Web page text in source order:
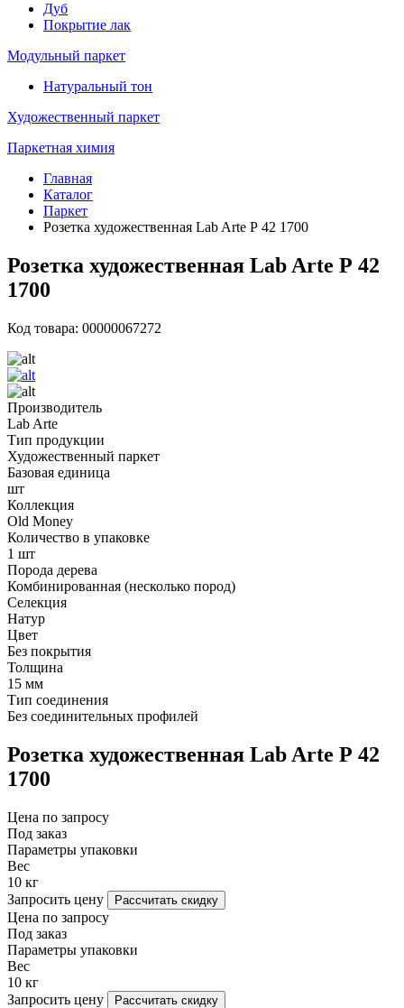
Дуб
Покрытие лак
Модульный паркет
Натуральный тон
Художественный паркет
Паркетная химия
Главная
Каталог
Паркет
Розетка художественная Lab Arte Р 42 1700
Розетка художественная Lab Arte Р 42
1700
Код товара: 00000067272
Производитель
Lab Arte
Тип продукции
Художественный паркет
Базовая единица
шт
Коллекция
Old Money
Количество в упаковке
1 шт
Порода дерева
Комбинированная (несколько пород)
Селекция
Натур
Цвет
Без покрытия
Толщина
15 мм
Тип соединения
Без соединительных профилей
Розетка художественная Lab Arte Р 42
1700
Цена по запросу
Под заказ
Параметры упаковки
Вес
10 кг
Запросить цену
Рассчитать скидку
Цена по запросу
Под заказ
Параметры упаковки
Вес
10 кг
Запросить цену
Рассчитать скидку